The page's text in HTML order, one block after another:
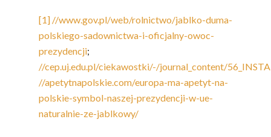
[1] //www.gov.pl/web/rolnictwo/jablko-duma-
polskiego-sadownictwa-i-oficjalny-owoc-
prezydencji;
//cep.uj.edu.pl/ciekawostki/-/journal_content/
//apetytnapolskie.com/europa-ma-apetyt-na-
polskie-symbol-naszej-prezydencji-w-ue-
naturalnie-ze-jablkowy/